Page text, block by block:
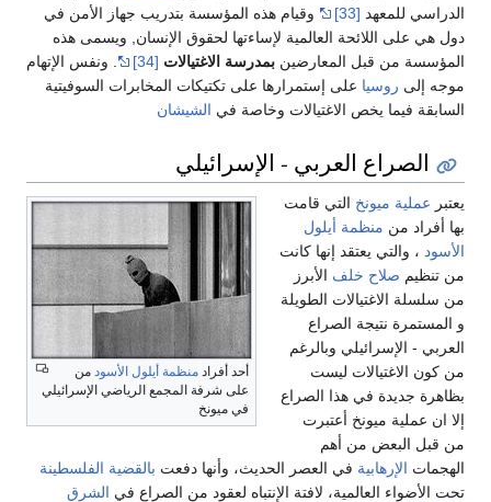
الدراسي للمعهد [33]
وقيام هذه المؤسسة بتدريب جهاز الأمن في
دول هي على اللائحة العالمية لإساءتها لحقوق الإنسان, ويسمى هذه
المؤسسة من قبل المعارضين بمدرسة الاغتيالات [34]
. ونفس الإتهام
موجه إلى روسيا على إستمرارها على تكتيكات المخابرات السوفيتية
السابقة فيما يخص الاغتيالات وخاصة في الشيشان
الصراع العربي - الإسرائيلي
أحد أفراد منظمة أيلول الأسود من
على شرفة المجمع الرياضي الإسرائيلي
في ميونخ
يعتبر عملية ميونخ التي قامت
بها أفراد من منظمة أيلول
الأسود ، والتي يعتقد إنها كانت
من تنظيم صلاح خلف الأبرز
من سلسلة الاغتيالات الطويلة
و المستمرة نتيجة الصراع
العربي - الإسرائيلي وبالرغم
من كون الاغتيالات ليست
بظاهرة جديدة في هذا الصراع
إلا ان عملية ميونخ أعتبرت
من قبل البعض من أهم
الهجمات الإرهابية في العصر الحديث، وأنها دفعت بالقضية الفلسطينة
تحت الأضواء العالمية، لافتة الإنتباه لعقود من الصراع في الشرق